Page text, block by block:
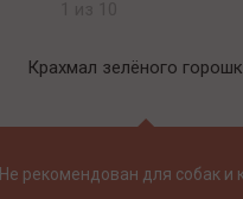
Крахмал зелёного
Не рекомендован для собак и